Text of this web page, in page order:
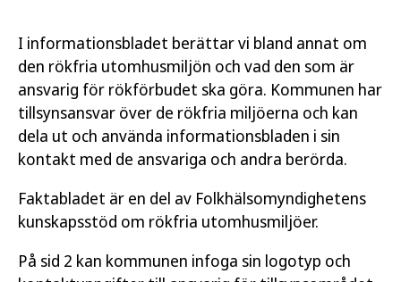
I informationsbladet berättar vi bland annat om
den rökfria utomhusmiljön och vad den som är
ansvarig för rökförbudet ska göra. Kommunen har
tillsynsansvar över de rökfria miljöerna och kan
dela ut och använda informationsbladen i sin
kontakt med de ansvariga och andra berörda.
Faktabladet är en del av Folkhälsomyndighetens
kunskapsstöd om rökfria utomhusmiljöer.
På sid 2 kan kommunen infoga sin logotyp och